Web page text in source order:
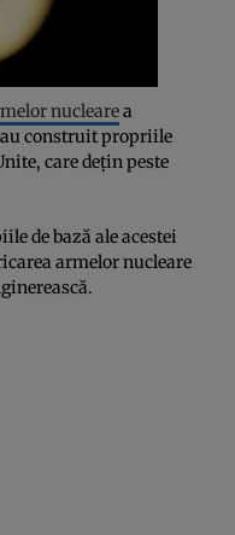
nuclearea
construit propriile
care dețin peste
de bază ale acestei
armelor nucleare